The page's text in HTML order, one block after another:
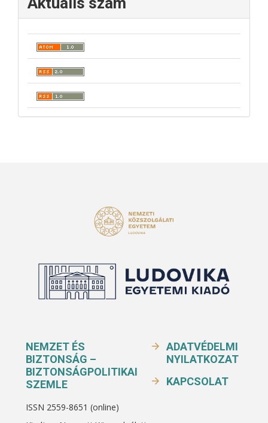
NEMZET ÉS
BIZTONSÁG –
BIZTONSÁGPOLITIKAI
SZEMLE
ISSN 2559-8651 (online)
ADATVÉDELMI
NYILATKOZAT
KAPCSOLAT